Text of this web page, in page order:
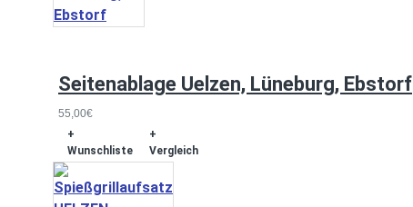
Seitenablage Uelzen, Lüneburg, Ebstorf
55,00€
+
Wunschliste
+
Vergleich